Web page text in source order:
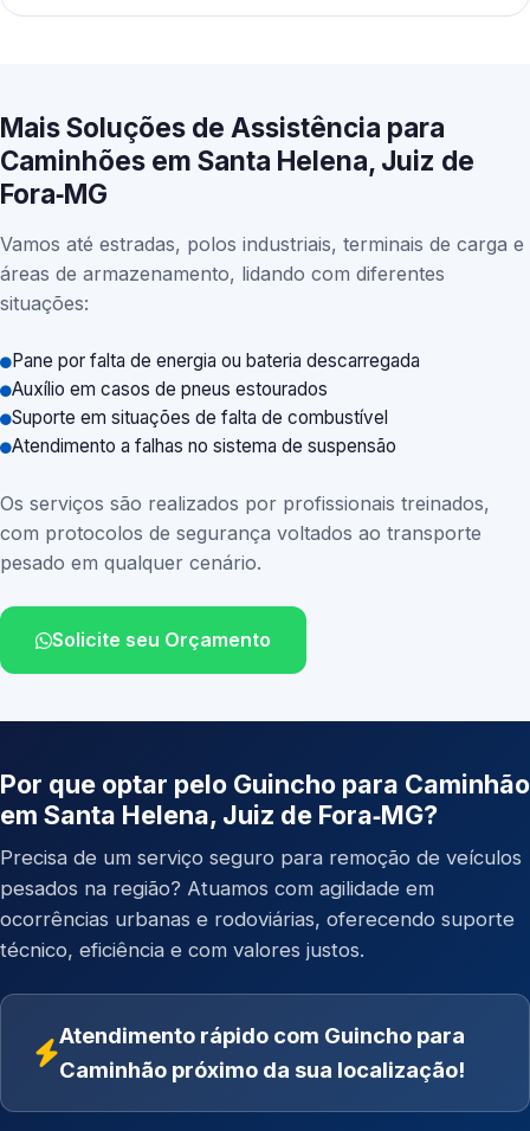
Mais Soluções de Assistência para
Caminhões em Santa Helena, Juiz de
Fora‑MG
Vamos até estradas, polos industriais, terminais de carga e
áreas de armazenamento, lidando com diferentes
situações:
Pane por falta de energia ou bateria descarregada
Auxílio em casos de pneus estourados
Suporte em situações de falta de combustível
Atendimento a falhas no sistema de suspensão
Os serviços são realizados por profissionais treinados,
com protocolos de segurança voltados ao transporte
pesado em qualquer cenário.
Solicite seu Orçamento
Por que optar pelo Guincho para Caminhão
em Santa Helena, Juiz de Fora‑MG?
Precisa de um serviço seguro para remoção de veículos
pesados na região? Atuamos com agilidade em
ocorrências urbanas e rodoviárias, oferecendo suporte
técnico, eficiência e com valores justos.
Atendimento rápido com Guincho para
Caminhão próximo da sua localização!